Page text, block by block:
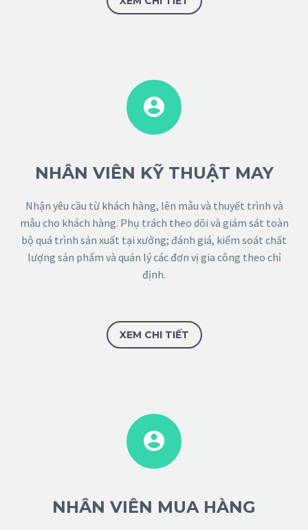


NHÂN VIÊN KỸ THUẬT MAY
Nhận yêu cầu từ khách hàng, lên mẫu và thuyết trình và
mẫu cho khách hàng. Phụ trách theo dõi và giám sát toàn
bộ quá trình sản xuất tại xưởng; đánh giá, kiểm soát chất
lượng sản phẩm và quản lý các đơn vị gia công theo chỉ
định.
XEM CHI TIẾT


NHÂN VIÊN MUA HÀNG